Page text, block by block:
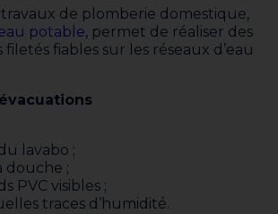
de plomberie domestique,
potable,permet de réaliser des
fiables sur les réseaux d’eau
lavabo ;
douche ;
PVC visibles ;
traces d’humidité.